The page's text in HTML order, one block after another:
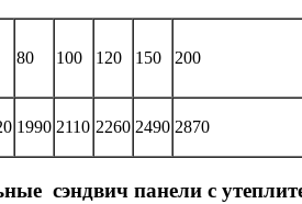
80 100 120 150 200
1990 2110 2260 2490 2870
сэндвич панели с